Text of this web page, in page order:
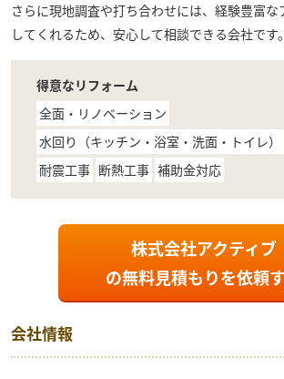
さらに現地調査や打ち合わせには、経験豊富
してくれるため、安心して相談できる会社です。
得意なリフォーム
全面・リノベーション
水回り（キッチン・浴室・洗面・トイレ）
耐震工事 断熱工事 補助金対応
株式会社アクティブ
の無料見積もりを依頼
会社情報